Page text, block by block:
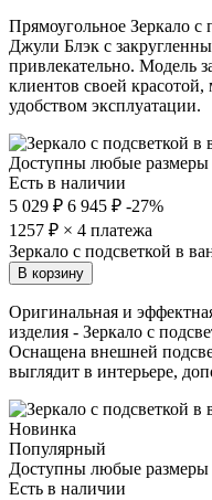
Прямоугольное Зеркало с
Джули Блэк с
привлекательно. Модель
клиентов своей
удобством эксплуатации.
Доступны любые размеры
Есть в наличии
5 029 ₽ 6 945 ₽ -27%
1257 ₽ × 4 платежа
Зеркало с подсветкой в
В корзину
Оригинальная и
изделия - Зеркало с
Оснащена внешней
выглядит в интерьере,
Новинка
Популярный
Доступны любые размеры
Есть в наличии